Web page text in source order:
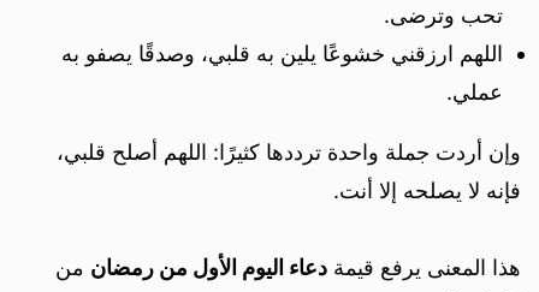
تحب وترضى.
اللهم ارزقني خشوعًا يلين به قلبي، وصدقًا يصفو به
عملي.
وإن أردت جملة واحدة ترددها كثيرًا: اللهم أصلح قلبي،
فإنه لا يصلحه إلا أنت.
هذا المعنى يرفع قيمة دعاء اليوم الأول من رمضان من